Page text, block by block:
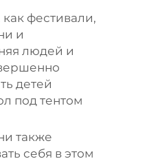
фестивали,
и
людей и
детей
под тентом
также
себя в этом